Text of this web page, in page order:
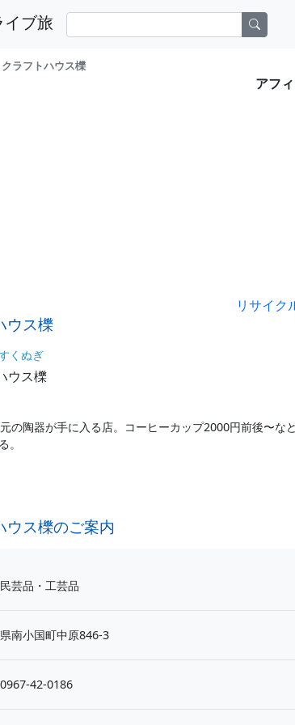
イブ旅
クラフトハウス櫟
アフ
リサイク
ウス櫟
くぬぎ
の陶器が手に入る店。コーヒーカップ2000円前後〜な
。
ウス櫟のご案内
芸品・工芸品
南小国町中原846-3
42-0186